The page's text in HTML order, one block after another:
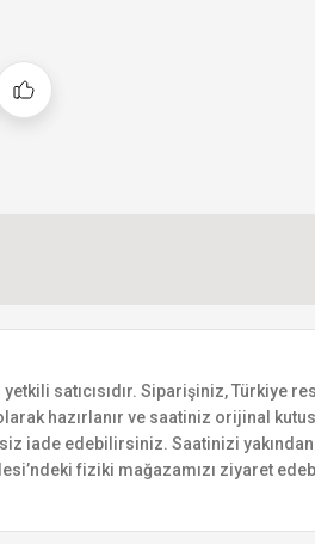
satıcısıdır. Siparişiniz, Türkiye
hazırlanır ve saatiniz orijinal
iade edebilirsiniz. Saatinizi
fiziki mağazamızı ziyaret